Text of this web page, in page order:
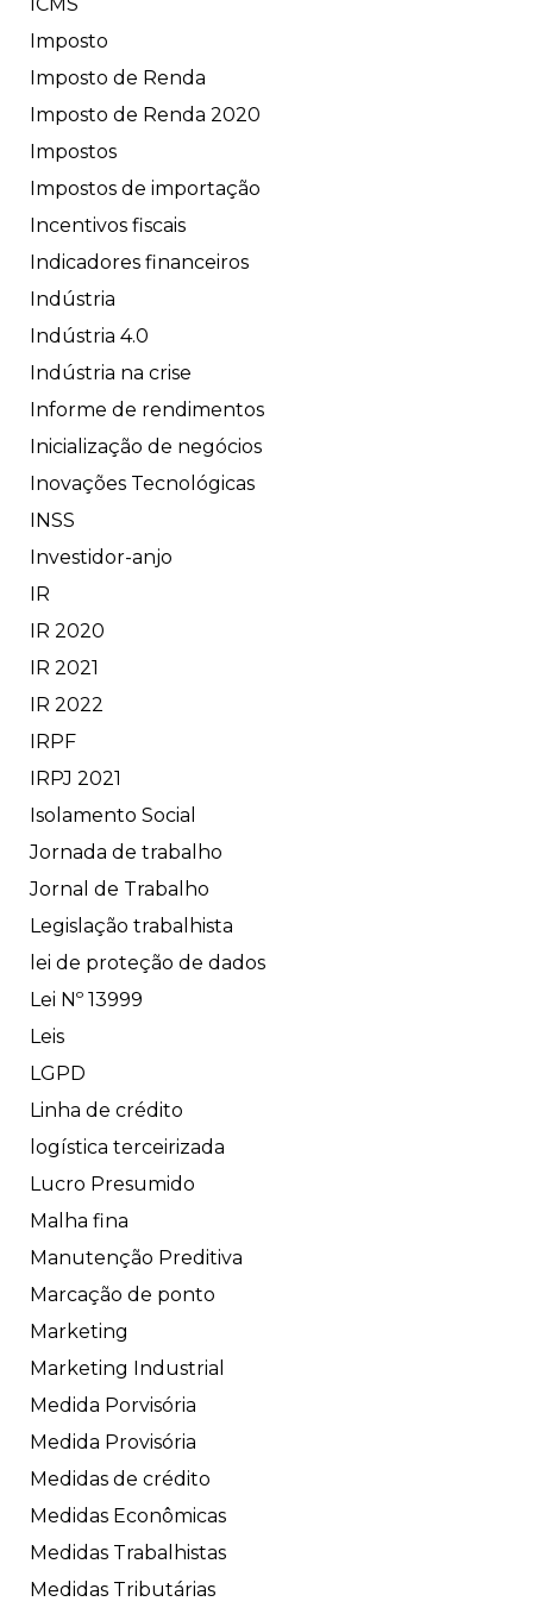
ICMS
Imposto
Imposto de Renda
Imposto de Renda 2020
Impostos
Impostos de importação
Incentivos fiscais
Indicadores financeiros
Indústria
Indústria 4.0
Indústria na crise
Informe de rendimentos
Inicialização de negócios
Inovações Tecnológicas
INSS
Investidor-anjo
IR
IR 2020
IR 2021
IR 2022
IRPF
IRPJ 2021
Isolamento Social
Jornada de trabalho
Jornal de Trabalho
Legislação trabalhista
lei de proteção de dados
Lei Nº 13999
Leis
LGPD
Linha de crédito
logística terceirizada
Lucro Presumido
Malha fina
Manutenção Preditiva
Marcação de ponto
Marketing
Marketing Industrial
Medida Porvisória
Medida Provisória
Medidas de crédito
Medidas Econômicas
Medidas Trabalhistas
Medidas Tributárias